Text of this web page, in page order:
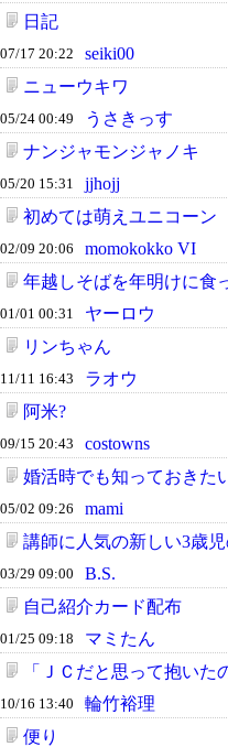
日記
07/17 20:22
seiki00
ニューウキワ
05/24 00:49
うさきっす
ナンジャモンジャノキ
05/20 15:31
jjhojj
初めては萌えユニコーン
02/09 20:06
momokokko VI
年越しそばを年明けに食
01/01 00:31
ヤーロウ
リンちゃん
11/11 16:43
ラオウ
阿米?
09/15 20:43
costowns
婚活時でも知っておきた
05/02 09:26
mami
講師に人気の新しい3歳
03/29 09:00
B.S.
自己紹介カード配布
01/25 09:18
マミたん
「ＪＣだと思って抱い
10/16 13:40
輪竹裕理
便り